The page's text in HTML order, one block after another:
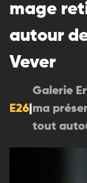
mage
autour
Vever
E26
Galerie
ma
tout